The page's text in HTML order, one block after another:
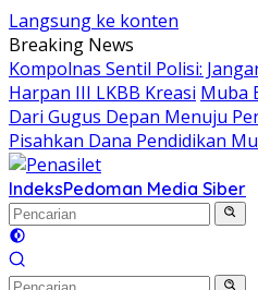
Langsung ke konten
Breaking News
Kompolnas Sentil Polisi:
Harpan III LKBB Kreasi Muba
Dari Gugus Depan Menuju
Pisahkan Dana Pendidikan
IndeksPedoman Media Siber